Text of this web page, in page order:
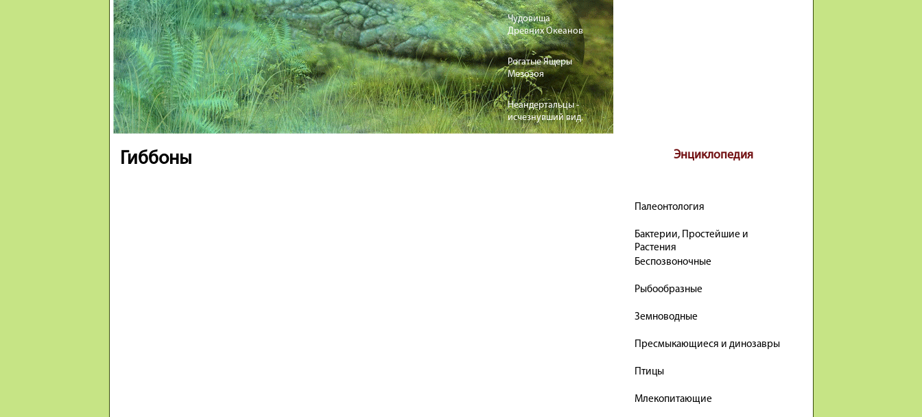
Чудовища
Древних Океанов
Рогатые Ящеры
Мезозоя
Неандертальцы -
исчезнувший вид.
Энциклопедия
Палеонтология
Бактерии, Простейшие и
Растения
Беспозвоночные
Рыбообразные
Земноводные
Пресмыкающиеся и динозавры
Птицы
Млекопитающие
Гиббоны